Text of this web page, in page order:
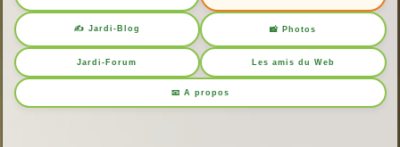
✍️ Jardi-Blog 📸 Photos
Jardi-Forum Les amis du Web
📧 A propos